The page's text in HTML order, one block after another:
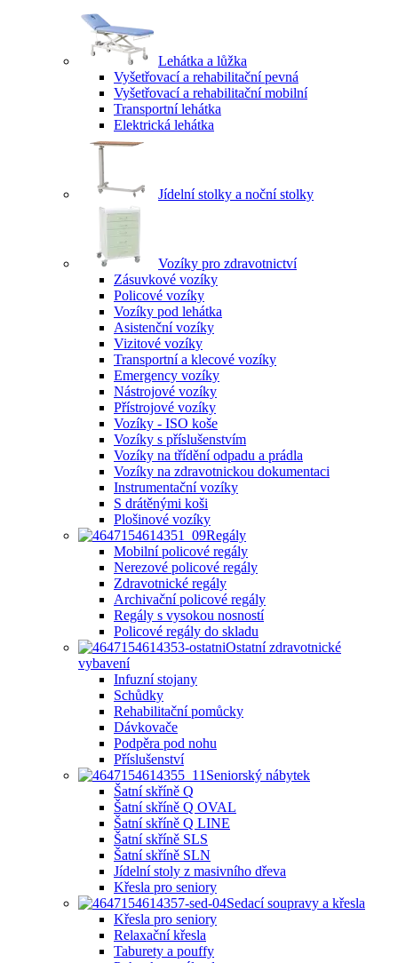
Lehátka a lůžka
Vyšetřovací a rehabilitační pevná
Vyšetřovací a rehabilitační mobilní
Transportní lehátka
Elektrická lehátka
Jídelní stolky a noční stolky
Vozíky pro zdravotnictví
Zásuvkové vozíky
Policové vozíky
Vozíky pod lehátka
Asistenční vozíky
Vizitové vozíky
Transportní a klecové vozíky
Emergency vozíky
Nástrojové vozíky
Přístrojové vozíky
Vozíky - ISO koše
Vozíky s příslušenstvím
Vozíky na třídění odpadu a prádla
Vozíky na zdravotnickou dokumentaci
Instrumentační vozíky
S drátěnými koši
Plošinové vozíky
Regály
Mobilní policové regály
Nerezové policové regály
Zdravotnické regály
Archivační policové regály
Regály s vysokou nosností
Policové regály do skladu
Ostatní zdravotnické
vybavení
Infuzní stojany
Schůdky
Rehabilitační pomůcky
Dávkovače
Podpěra pod nohu
Příslušenství
Seniorský nábytek
Šatní skříně Q
Šatní skříně Q OVAL
Šatní skříně Q LINE
Šatní skříně SLS
Šatní skříně SLN
Jídelní stoly z masivního dřeva
Křesla pro seniory
Sedací soupravy a křesla
Křesla pro seniory
Relaxační křesla
Taburety a pouffy